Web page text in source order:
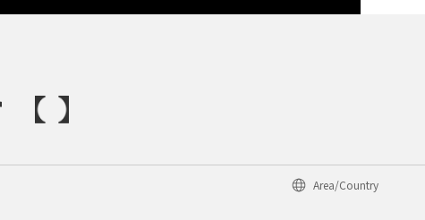
Area/Country